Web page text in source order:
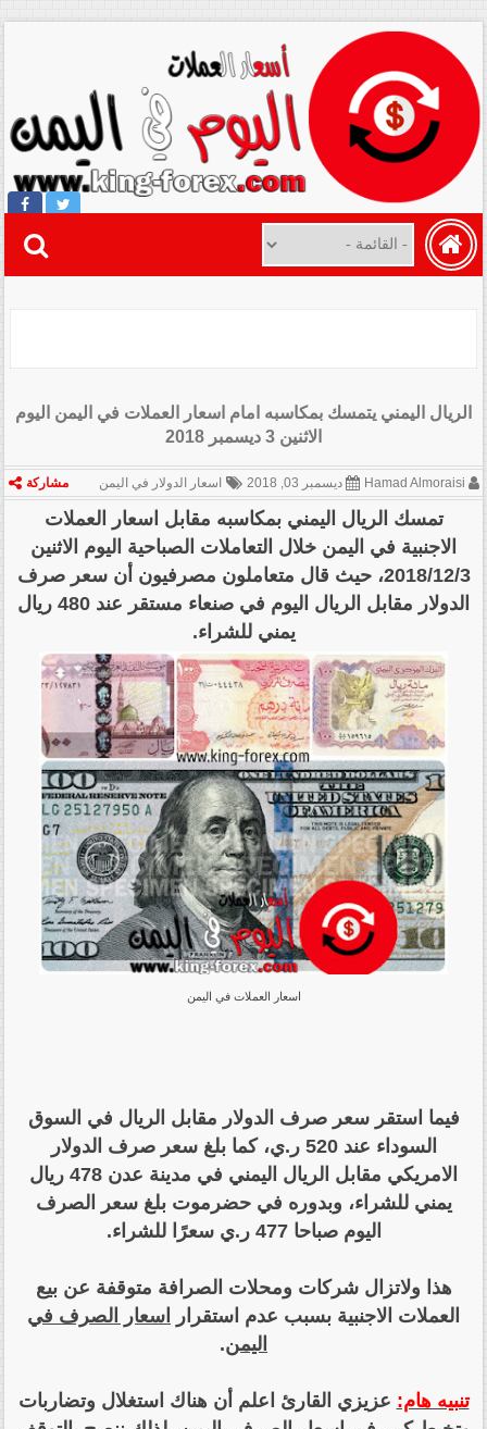
الريال اليمني يتمسك بمكاسبه امام اسعار العملات في اليمن اليوم
الاثنين 3 ديسمبر 2018
Hamad Almoraisi ديسمبر 03, 2018
اسعار الدولار في اليمن
اسعار الريال السعودي في اليمن
اسعار العملات في اليمن
,
سعر الدولار في اليمن
مشاركة
تمسك الريال اليمني بمكاسبه مقابل اسعار العملات
الاجنبية في اليمن خلال التعاملات الصباحية اليوم الاثنين
2018/12/3، حيث قال متعاملون مصرفيون أن سعر صرف
الدولار مقابل الريال اليوم في صنعاء مستقر عند 480 ريال
يمني للشراء.
اسعار العملات في اليمن
فيما استقر سعر صرف الدولار مقابل الريال في السوق
السوداء عند 520 ر.ي، كما بلغ سعر صرف الدولار
الامريكي مقابل الريال اليمني في مدينة عدن 478 ريال
يمني للشراء، وبدوره في حضرموت بلغ سعر الصرف
اليوم صباحا 477 ر.ي سعرًا للشراء.
هذا ولاتزال شركات ومحلات الصرافة متوقفة عن بيع
العملات الاجنبية بسبب عدم استقرار
اسعار الصرف في
اليمن.
تنبيه هام: عزيزي القارئ اعلم أن هناك استغلال وتضاربات